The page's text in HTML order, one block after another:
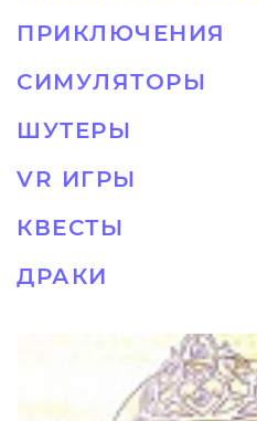
ПРИКЛЮЧЕНИЯ
СИМУЛЯТОРЫ
ШУТЕРЫ
VR ИГРЫ
КВЕСТЫ
ДРАКИ